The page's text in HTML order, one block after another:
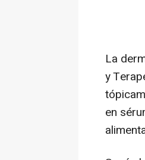
La
y
en